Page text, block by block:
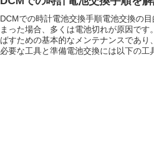
DCMでの時計電池交換手順電池交換の
まった場合、多くは電池切れが原因で
ばすための基本的なメンテナンスであり
必要な工具と準備電池交換には以下の工